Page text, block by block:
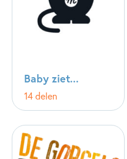
Baby ziet...
14 delen